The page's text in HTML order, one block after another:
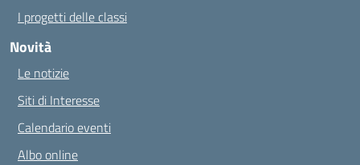
I progetti delle classi
Novità
Le notizie
Siti di Interesse
Calendario eventi
Albo online